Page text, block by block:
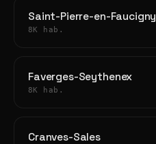
Saint-Pierre-en-Faucigny
8K hab.
Faverges-Seythenex
8K hab.
Cranves-Sales